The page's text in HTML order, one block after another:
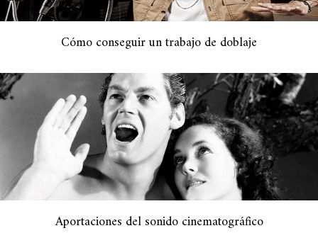
Cómo conseguir un trabajo de doblaje
Aportaciones del sonido cinematográfico